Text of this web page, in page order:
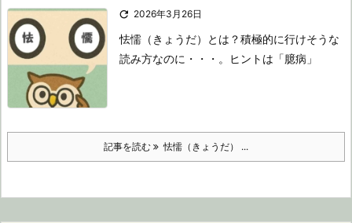
 2026年3月26日
怯懦（きょうだ）とは？積極的に行けそうな
読み方なのに・・・。
ヒントは「臆病」
記事を読む 怯懦（きょうだ） ...